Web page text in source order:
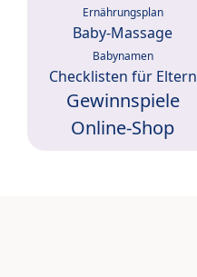
Ernährungsplan
Baby-Massage
Babynamen
Checklisten für Eltern
Gewinnspiele
Online-Shop